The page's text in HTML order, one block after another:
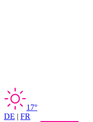
17°
DE | FR